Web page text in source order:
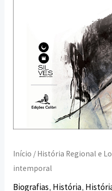
Início / História Regional e
intemporal
Biografias, História,